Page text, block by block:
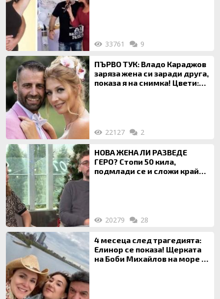
33761 9
ПЪРВО ТУК: Владо Караджов
заряза жена си заради друга,
показа я на снимка! Цвети:
22127 2
НОВА ЖЕНА ЛИ РАЗВЕДЕ
ГЕРО? Стопи 50 кила,
подмлади се и сложи край
20279 28
4 месеца след трагедията:
Елинор се показа! Щерката
на Боби Михайлов на море с